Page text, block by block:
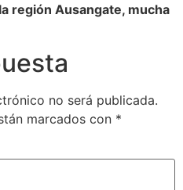
región Ausangate, mucha
no será publicada.
marcados con *